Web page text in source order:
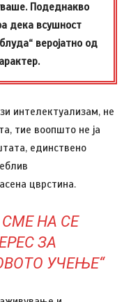
Подеднакво
дека всушност
веројатно од
интелектуализам, не
тие воопшто не ја
единствено
цврстина.
НА СЕ
ЗА
УЧЕЊЕ“